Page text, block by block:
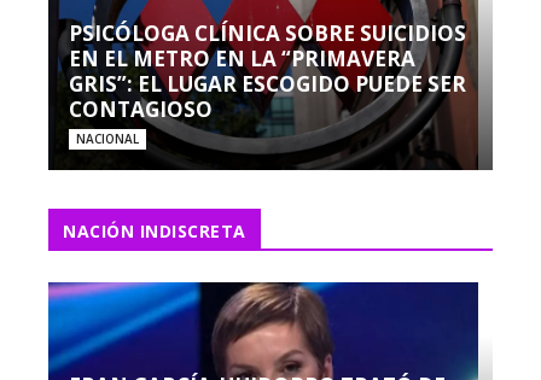
PSICÓLOGA CLÍNICA SOBRE SUICIDIOS
EN EL METRO EN LA “PRIMAVERA
GRIS”: EL LUGAR ESCOGIDO PUEDE SER
CONTAGIOSO
NACIONAL
NACIÓN INDISCRETA